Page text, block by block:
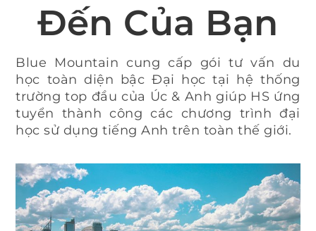
Đến Của Bạn
Blue Mountain cung cấp gói tư vấn du
học toàn diện bậc Đại học tại hệ thống
trường top đầu của Úc & Anh giúp HS ứng
tuyển thành công các chương trình đại
học sử dụng tiếng Anh trên toàn thế giới.